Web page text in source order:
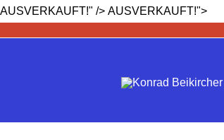
AUSVERKAUFT!" /> AUSVERKAUFT!">Zum